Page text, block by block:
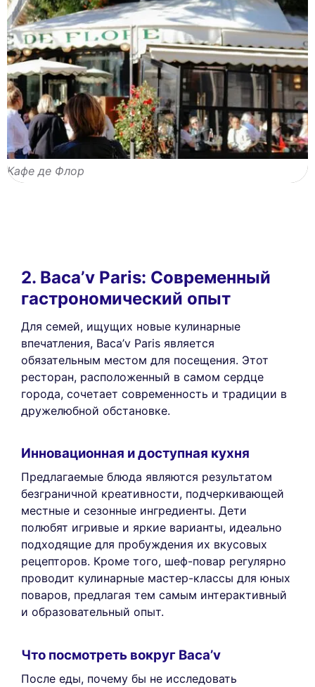
Кафе де Флор
2. Baca’v Paris: Современный
гастрономический опыт
Для семей, ищущих новые кулинарные
впечатления, Baca’v Paris является
обязательным местом для посещения. Этот
ресторан, расположенный в самом сердце
города, сочетает современность и традиции в
дружелюбной обстановке.
Инновационная и доступная кухня
Предлагаемые блюда являются результатом
безграничной креативности, подчеркивающей
местные и сезонные ингредиенты. Дети
полюбят игривые и яркие варианты, идеально
подходящие для пробуждения их вкусовых
рецепторов. Кроме того, шеф-повар регулярно
проводит кулинарные мастер-классы для юных
поваров, предлагая тем самым интерактивный
и образовательный опыт.
Что посмотреть вокруг Baca’v
После еды, почему бы не исследовать